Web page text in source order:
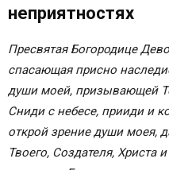
неприятностях
Пресвятая Богородице
спасающая присно
души моей, призывающей
Сниди с небесе, прииди и
открой зрение души моея,
Твоего, Создателя, Христа